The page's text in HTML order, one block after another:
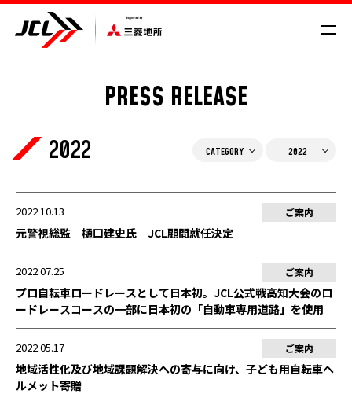
NEWS
MOVIE
GALLERY
PRESS RELEASE
2022 CATEGORY
メディア
2022
2022.10.13 ご案内
元警視総監 樋口建史氏 JCL顧問就任決定
2022.07.25 ご案内
プロ自転車ロードレースとして日本初。JCL公式戦高知大会のロ
ードレースコースの一部に日本初の「自動車専用道路」を使用
2022.05.17 ご案内
地域活性化及び地域課題解決への寄与に向け、子ども用自転車ヘ
ルメット寄贈